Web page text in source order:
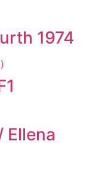
1974
Ellena